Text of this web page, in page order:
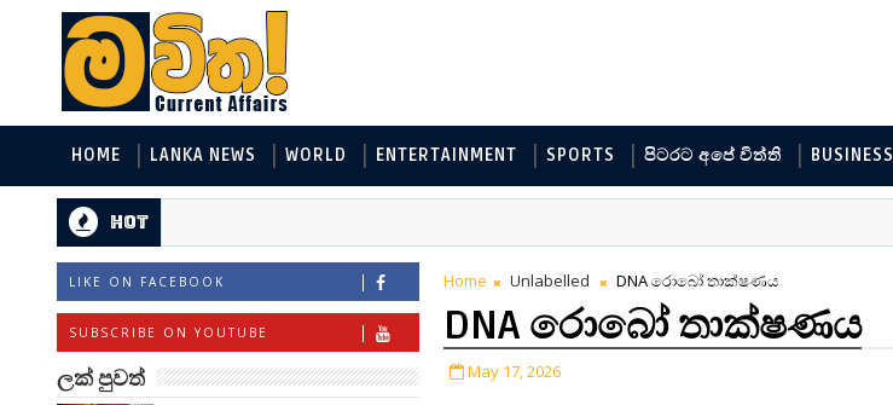
HOME LANKA NEWS WORLD ENTERTAINMENT SPORTS පිටරට අපේ විත්ති BUSINESS
Hot
LIKE ON FACEBOOK
SUBSCRIBE ON YOUTUBE
ලක් පුවත්
Home Unlabelled DNA රොබෝ තාක්ෂණය
DNA රොබෝ තාක්ෂණය
May 17, 2026